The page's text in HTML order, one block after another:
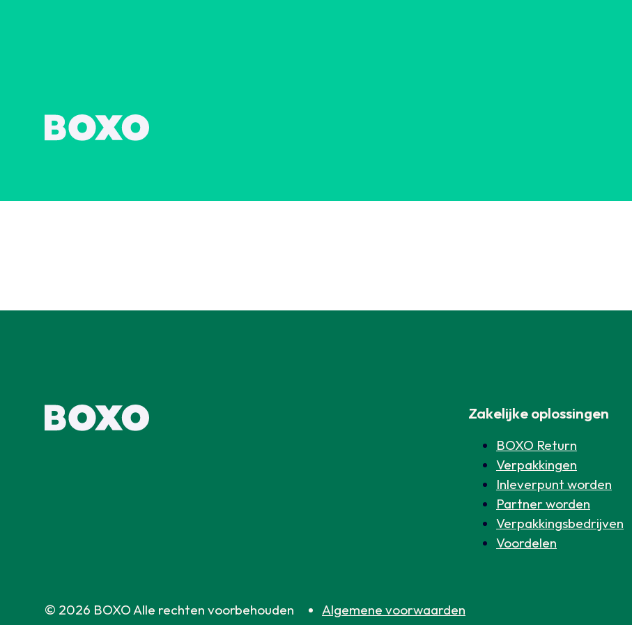
Zakelijke oplossingen
BOXO Return
Verpakkingen
Inleverpunt worden
Partner worden
Verpakkingsbedrijven
Voordelen
© 2026 BOXO Alle rechten voorbehouden
Algemene voorwaarden